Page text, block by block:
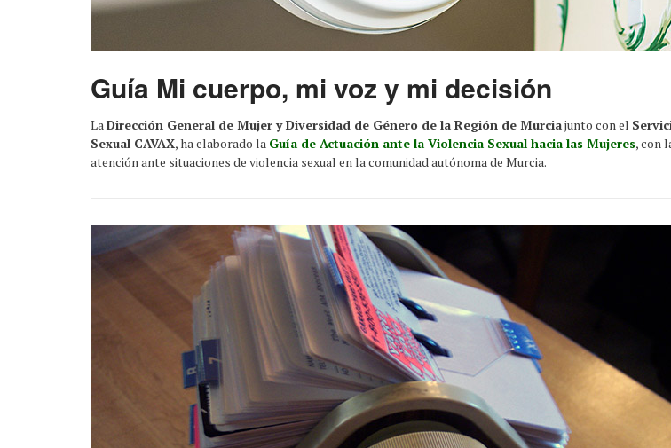
Guía Mi cuerpo, mi voz y mi decisión
LaDirección General de Mujer y Diversidad de Género de la Región de Murciajunto con el
Sexual CAVAX, ha elaborado la Guía de Actuación ante la Violencia Sexual hacia las Mujeres, con
atención ante situaciones de violencia sexual en la comunidad autónoma de Murcia.